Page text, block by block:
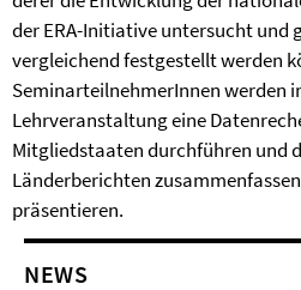
der ERA-Initiative untersucht und
vergleichend festgestellt werden
SeminarteilnehmerInnen werden
Lehrveranstaltung eine
Mitgliedstaaten durchführen und
Länderberichten
präsentieren.
NEWS